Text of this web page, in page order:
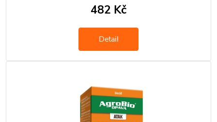
482 Kč
Detail